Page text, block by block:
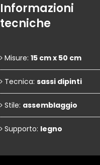
Informazioni
tecniche
Misure: 15 cm x 50 cm
Tecnica: sassi dipinti
Stile: assemblaggio
Supporto: legno